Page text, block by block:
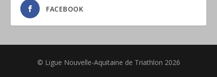
FACEBOOK
© Ligue Nouvelle-Aquitaine de Triathlon 2026